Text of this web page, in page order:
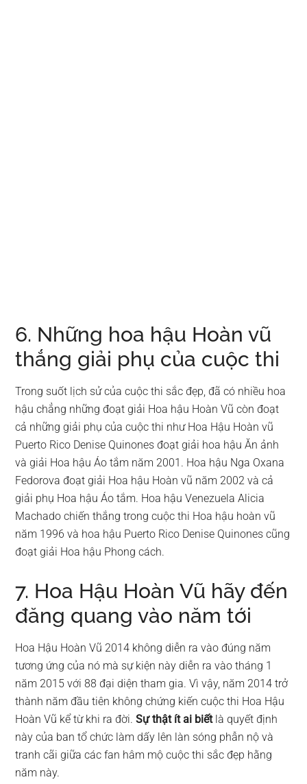
6. Những hoa hậu Hoàn vũ
thắng giải phụ của cuộc thi
Trong suốt lịch sử của cuộc thi sắc đẹp, đã có nhiều hoa
hậu chẳng những đoạt giải Hoa hậu Hoàn Vũ còn đoạt
cả những giải phụ của cuộc thi như Hoa Hậu Hoàn vũ
Puerto Rico Denise Quinones đoạt giải hoa hậu Ăn ảnh
và giải Hoa hậu Áo tắm năm 2001. Hoa hậu Nga Oxana
Fedorova đoạt giải Hoa hậu Hoàn vũ năm 2002 và cả
giải phụ Hoa hậu Áo tắm. Hoa hậu Venezuela Alicia
Machado chiến thắng trong cuộc thi Hoa hậu hoàn vũ
năm 1996 và hoa hậu Puerto Rico Denise Quinones cũng
đoạt giải Hoa hậu Phong cách.
7. Hoa Hậu Hoàn Vũ hãy đến
đăng quang vào năm tới
Hoa Hậu Hoàn Vũ 2014 không diễn ra vào đúng năm
tương ứng của nó mà sự kiện này diễn ra vào tháng 1
năm 2015 với 88 đại diện tham gia. Vì vậy, năm 2014 trở
thành năm đầu tiên không chứng kiến cuộc thi Hoa Hậu
Hoàn Vũ kể từ khi ra đời. Sự thật ít ai biếtlà quyết định
này của ban tổ chức làm dấy lên làn sóng phẫn nộ và
tranh cãi giữa các fan hâm mộ cuộc thi sắc đẹp hằng
năm này.